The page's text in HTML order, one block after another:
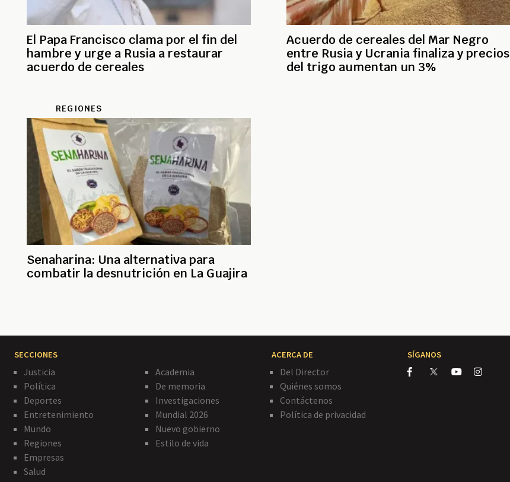
El Papa Francisco clama por el fin del
hambre y urge a Rusia a restaurar
acuerdo de cereales
Acuerdo de cereales del Mar Negro
entre Rusia y Ucrania finaliza y precios
del trigo aumentan un 3%
REGIONES
Senaharina: Una alternativa para
combatir la desnutrición en La Guajira
SECCIONES
Justicia
Política
Deportes
Entretenimiento
Mundo
Regiones
Empresas
Salud
Academia
De memoria
Investigaciones
Mundial 2026
Nuevo gobierno
Estilo de vida
ACERCA DE
Del Director
Quiénes somos
Contáctenos
Política de privacidad
SÍGANOS